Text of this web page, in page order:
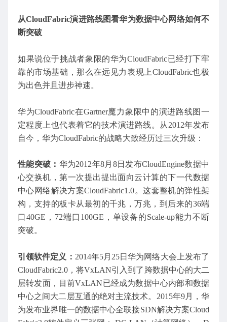
从CloudFabric演进路线图看华为数据中心网络如何不
断突破
如果说位于挑战者象限的华为CloudFabric已经打下牢
靠的市场基础，那么在远见力表现上CloudFabric也极
为出色并且进步神速。
华为CloudFabric在Gartner魔力象限中的演进路线图一
定程度上也代表着它的技术演进路线。从2012年发布
自今，华为CloudFabric的战略大致经历过三次升级：
性能突破： 华为2012年8月8日发布CloudEngine数据中
心交换机，第一次提出提出面向云计算的下一代数据
中心网络解决方案CloudFabric1.0。这套整机的弹性架
构，支持的板卡从最初的千兆，万兆，到后来的36端
口40GE，72端口100GE，单设备的Scale-up能力不断
突破。
引领软件定义： 2014年5月25日华为网络大会上发布了
CloudFabric2.0，将VxLAN引入到了跨数据中心的大二
层转发面，目前VxLAN已经成为数据中心内部和数据
中心之间大二层互通的绝对主流技术。2015年9月，华
为发布业界唯一的数据中心全联接SDN解决方案Cloud